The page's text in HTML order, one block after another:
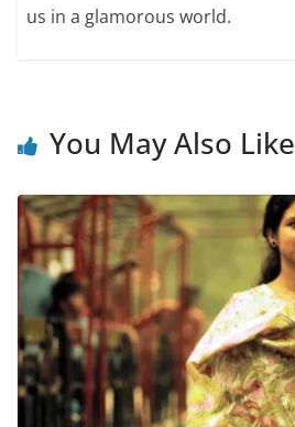
us in a glamorous world.
You May Also Like